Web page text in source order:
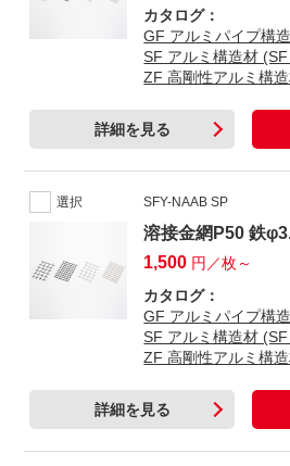
カタログ：
GF アルミパイプ構
SF アルミ構造材
ZF 高剛性アルミ構
詳細を見る
選択 SFY-NAAB SP
溶接金網P50 鉄
1,500 円／枚～
カタログ：
GF アルミパイプ構
SF アルミ構造材
ZF 高剛性アルミ構
詳細を見る